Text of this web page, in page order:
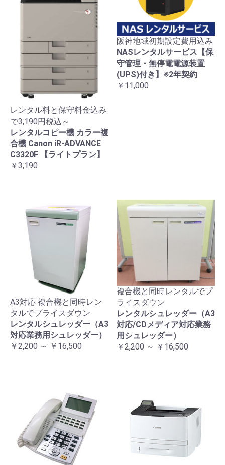
レンタル料と保守料金込み
で3,190円税込～
レンタルコピー機 カラー複
合機 Canon iR-ADVANCE
C3320F 【ライトプラン】
￥3,190
阪神地域初期設定費用込み
NASレンタルサービス【保
守管理・無停電電源装置
(UPS)付き】※2年契約
￥11,000
A3対応 複合機と同時レン
タルでプライスダウン
レンタルシュレッダー（A3
対応業務用シュレッダー）
￥2,200 ～ ￥16,500
複合機と同時レンタルでプ
ライスダウン
レンタルシュレッダー（A3
対応/CDメディア対応業務
用シュレッダー）
￥2,200 ～ ￥16,500